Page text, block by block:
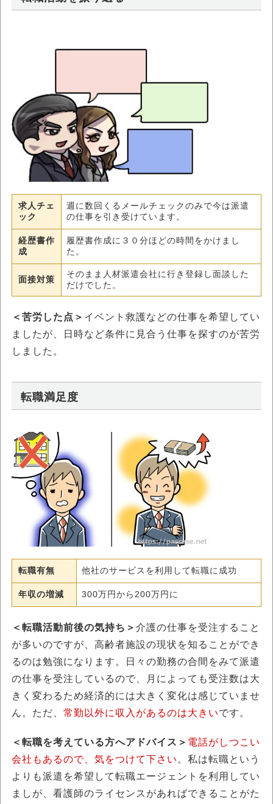
求人チェ
ック
週に数回くるメールチェックのみで今は派遣
の仕事を引き受けています。
経歴書作
成
履歴書作成に３０分ほどの時間をかけまし
た。
面接対策
そのまま人材派遣会社に行き登録し面談した
だけでした。
＜苦労した点＞ イベント救護などの仕事を希望してい
ましたが、日時など条件に見合う仕事を探すのが苦労
しました。
転職満足度
転職有無 他社のサービスを利用して転職に成功
年収の増減 300万円から200万円に
＜転職活動前後の気持ち＞ 介護の仕事を受注すること
が多いのですが、高齢者施設の現状を知ることができ
るのは勉強になります。日々の勤務の合間をみて派遣
の仕事を受注しているので、月によっても受注数は大
きく変わるため経済的には大きく変化は感じていませ
ん。ただ、 常勤以外に収入があるのは大きいです。
＜転職を考えている方へアドバイス＞ 電話がしつこい
会社もあるので、気をつけて下さい 。私は転職という
よりも派遣を希望して転職エージェントを利用してい
ましが、看護師のライセンスがあればできることがた